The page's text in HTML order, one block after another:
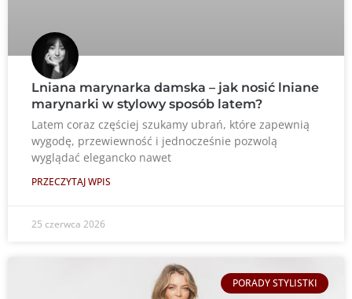
Lniana marynarka damska – jak nosić lniane
marynarki w stylowy sposób latem?
Latem coraz częściej szukamy ubrań, które zapewnią
wygodę, przewiewność i jednocześnie pozwolą
wyglądać elegancko nawet
PRZECZYTAJ WPIS
25 czerwca 2026
PORADY STYLISTKI